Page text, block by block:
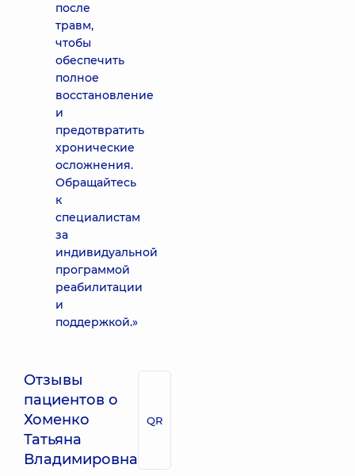
после
травм,
чтобы
обеспечить
полное
восстановление
и
предотвратить
хронические
осложнения.
Обращайтесь
к
специалистам
за
индивидуальной
программой
реабилитации
и
поддержкой.»
Отзывы
пациентов о
Хоменко
Татьяна
Владимировна
QR